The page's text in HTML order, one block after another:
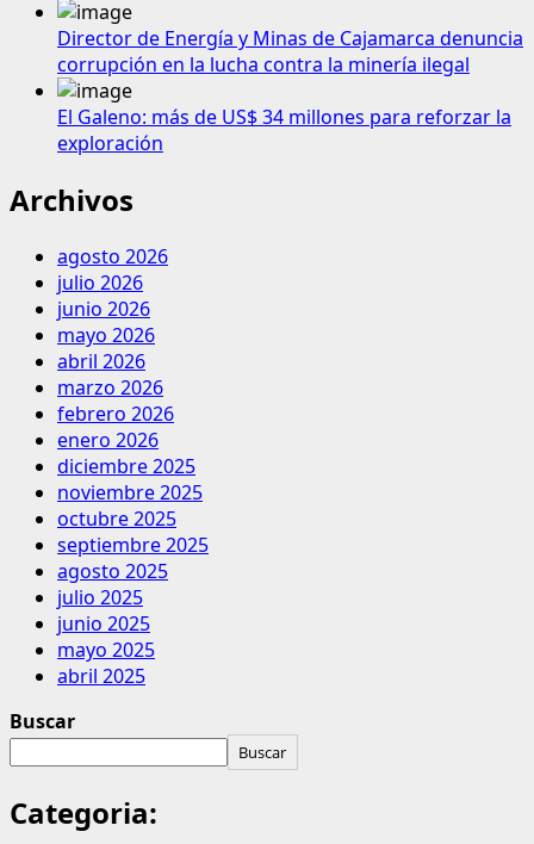
Director de Energía y Minas de Cajamarca denuncia
corrupción en la lucha contra la minería ilegal
El Galeno: más de US$ 34 millones para reforzar la
exploración
Archivos
agosto 2026
julio 2026
junio 2026
mayo 2026
abril 2026
marzo 2026
febrero 2026
enero 2026
diciembre 2025
noviembre 2025
octubre 2025
septiembre 2025
agosto 2025
julio 2025
junio 2025
mayo 2025
abril 2025
Buscar
Buscar
Categoria: